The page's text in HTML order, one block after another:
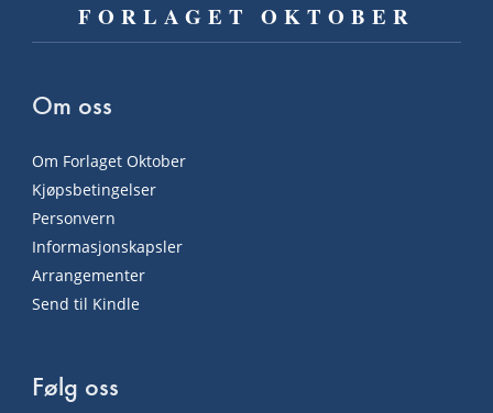
FORLAGET OKTOBER
Om oss
Om Forlaget Oktober
Kjøpsbetingelser
Personvern
Informasjonskapsler
Arrangementer
Send til Kindle
Følg oss